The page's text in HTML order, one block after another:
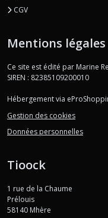
CGV
Mentions légales
Ce site est édité par Marine
SIREN : 82385109200010
Hébergement via
Gestion des cookies
Données personnelles
Tioock
1 rue de la Chaume
Prélouis
58140 Mhère